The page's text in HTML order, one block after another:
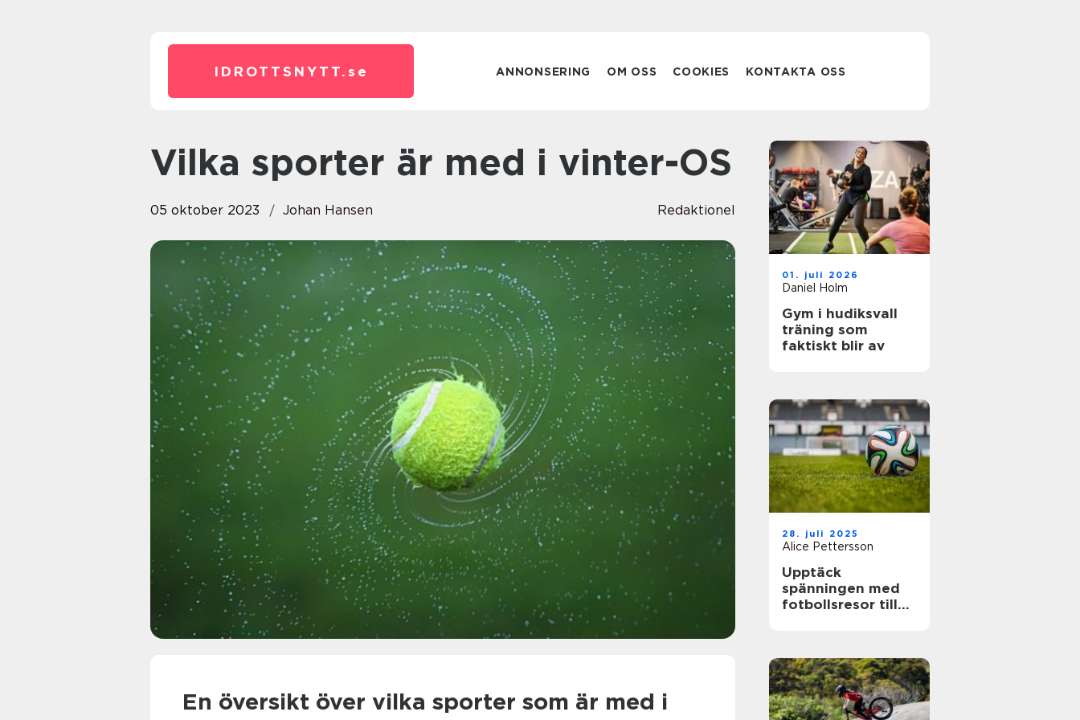
IDROTTSNYTT. se ANNONSERING OM OSS COOKIES KONTAKTA OSS
Vilka sporter är med i vinter-OS
05 oktober 2023 Johan Hansen Redaktionel
En översikt över vilka sporter som är med i
01. juli 2026
Daniel Holm
Gym i hudiksvall
träning som
faktiskt blir av
28. juli 2025
Alice Pettersson
Upptäck
spänningen med
fotbollsresor till